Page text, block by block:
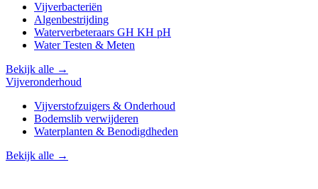
Vijverbacteriën
Algenbestrijding
Waterverbeteraars GH KH pH
Water Testen & Meten
Bekijk alle →
Vijveronderhoud
Vijverstofzuigers & Onderhoud
Bodemslib verwijderen
Waterplanten & Benodigdheden
Bekijk alle →